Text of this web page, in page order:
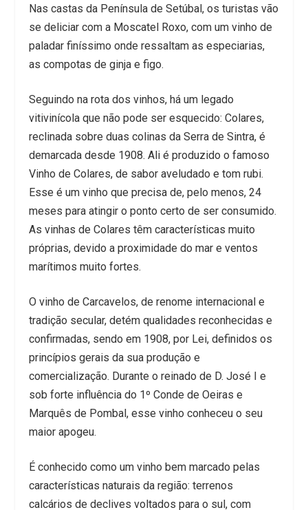
Nas castas da Península de Setúbal, os turistas vão
se deliciar com a Moscatel Roxo, com um vinho de
paladar finíssimo onde ressaltam as especiarias,
as compotas de ginja e figo.
Seguindo na rota dos vinhos, há um legado
vitivinícola que não pode ser esquecido: Colares,
reclinada sobre duas colinas da Serra de Sintra, é
demarcada desde 1908. Ali é produzido o famoso
Vinho de Colares, de sabor aveludado e tom rubi.
Esse é um vinho que precisa de, pelo menos, 24
meses para atingir o ponto certo de ser consumido.
As vinhas de Colares têm características muito
próprias, devido a proximidade do mar e ventos
marítimos muito fortes.
O vinho de Carcavelos, de renome internacional e
tradição secular, detém qualidades reconhecidas e
confirmadas, sendo em 1908, por Lei, definidos os
princípios gerais da sua produção e
comercialização. Durante o reinado de D. José I e
sob forte influência do 1º Conde de Oeiras e
Marquês de Pombal, esse vinho conheceu o seu
maior apogeu.
É conhecido como um vinho bem marcado pelas
características naturais da região: terrenos
calcários de declives voltados para o sul, com